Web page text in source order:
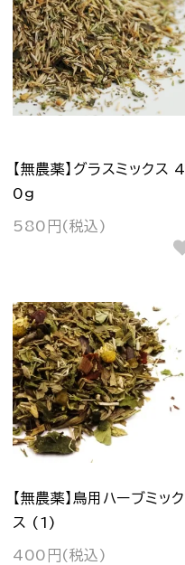
【無農薬】グラスミックス 4
0g
580円(税込)
【無農薬】鳥用ハーブミック
ス (1)
400円(税込)